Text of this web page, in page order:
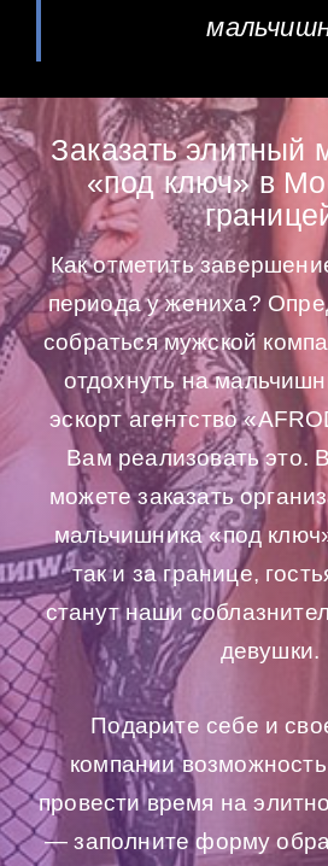
Заказать элитный
«под ключ» в
Как отметить
периода у жениха?
собраться мужской
отдохнуть на
эскорт агентство
Вам реализовать это.
можете заказать
мальчишника «под
так и за границе,
станут наши
девушки.
Подарите себе и
компании
провести время на
— заполните форму